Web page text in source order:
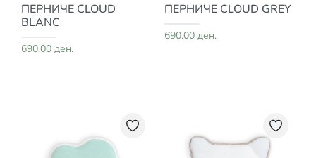
ПЕРНИЧЕ CLOUD
BLANC
690.00 ден.
ПЕРНИЧЕ CLOUD GREY
690.00 ден.